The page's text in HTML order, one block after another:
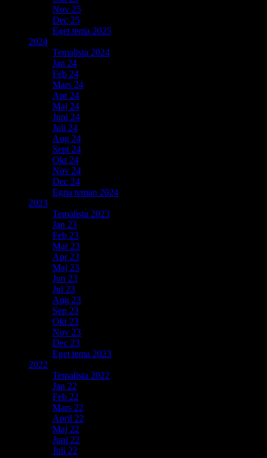
Nov 25
Dec 25
Eget tema 2025
2024
Temalista 2024
Jan 24
Feb 24
Mars 24
Apr 24
Maj 24
Juni 24
Juli 24
Aug 24
Sept 24
Okt 24
Nov 24
Dec 24
Egna teman 2024
2023
Temalista 2023
Jan 23
Feb 23
Mar 23
Apr 23
Maj 23
Jun 23
Jul 23
Aug 23
Sep 23
Okt 23
Nov 23
Dec 23
Eget tema 2023
2022
Temalista 2022
Jan 22
Feb 22
Mars 22
April 22
Maj 22
Juni 22
Juli 22